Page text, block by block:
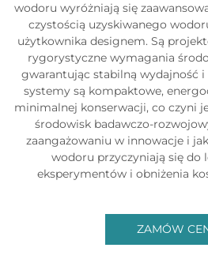
wodoru wyróżniają się
czystością uzyskiwanego
użytkownika designem. Są
rygorystyczne wymagania
gwarantując stabilną wydajność i
systemy są kompaktowe,
minimalnej konserwacji, co czyni
środowisk badawczo-
zaangażowaniu w innowacje i
wodoru przyczyniają się do
eksperymentów i obniżenia
ZAMÓW